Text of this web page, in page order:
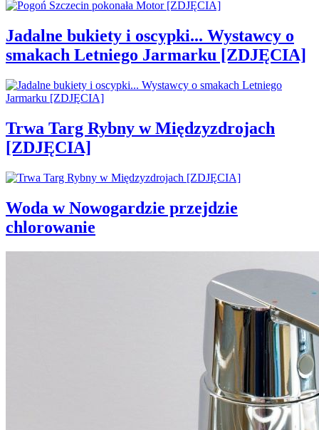
Jadalne bukiety i oscypki... Wystawcy o
smakach Letniego Jarmarku [ZDJĘCIA]
Trwa Targ Rybny w Międzyzdrojach
[ZDJĘCIA]
Woda w Nowogardzie przejdzie
chlorowanie